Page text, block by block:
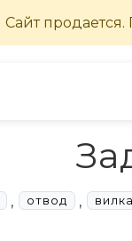
, отвод , вилка